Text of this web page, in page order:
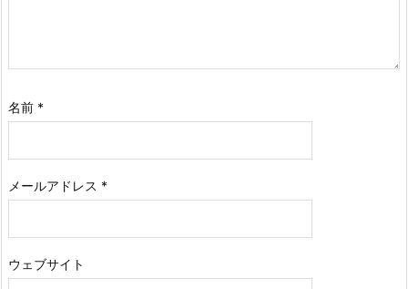
名前 *
メールアドレス *
ウェブサイト